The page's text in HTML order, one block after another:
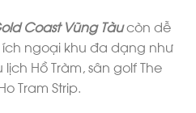
Coast Vũng Tàucòn dễ
ngoại khu đa dạng như
Hồ Tràm, sân golf The
Tram Strip.